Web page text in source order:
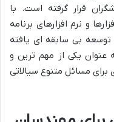
قرار گرفته است. با
و نرم افزارهای برنامه
توسعه بی سابقه ای یافته
عنوان یکی از مهم ترین و
مسائل متنوع سیالاتی